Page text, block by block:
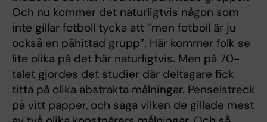
Och nu kommer det naturligtvis någon som
inte gillar fotboll tycka att ”men fotboll är ju
också en påhittad grupp”. Här kommer folk se
lite olika på det här naturligtvis. Men på 70-
talet gjordes det studier där deltagare fick
titta på olika abstrakta målningar. Penselstreck
på vitt papper, och säga vilken de gillade mest